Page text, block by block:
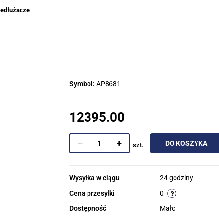
Symbol: AP8681
12395.00
szt. DO KOSZYKA
Wysyłka w ciągu
24 godziny
Cena przesyłki
0
Dostępność
Mało